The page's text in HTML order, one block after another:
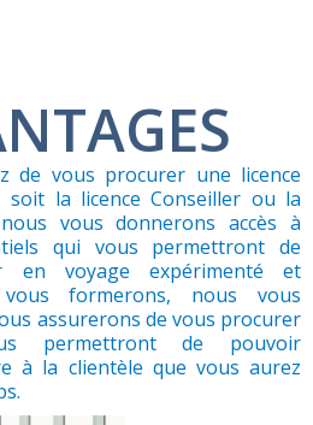
de vous procurer une licence
soit la licence Conseiller ou la
vous donnerons accès à
qui vous permettront de
en voyage expérimenté et
formerons, nous vous
assurerons de vous procurer
permettront de pouvoir
à la clientèle que vous aurez